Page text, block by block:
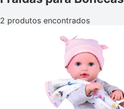
2 produtos encontrados